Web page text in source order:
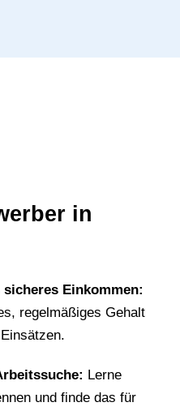
in
Einkommen:
regelmäßiges Gehalt
Lerne
und finde das für